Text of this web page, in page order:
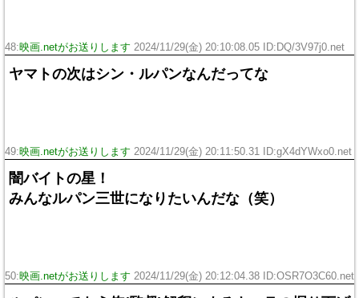
48:映画.netがお送りします 2024/11/29(金) 20:10:08.05 ID:DQ/3V97j0.net
ヤマトの次はシン・ルパンなんだってな
49:映画.netがお送りします 2024/11/29(金) 20:11:50.31 ID:gX4dYWxo0.net
闇バイトの星！
みんなルパン三世になりたいんだな（笑）
50:映画.netがお送りします 2024/11/29(金) 20:12:04.38 ID:OSR7O3C60.net